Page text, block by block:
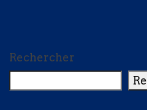
Rechercher